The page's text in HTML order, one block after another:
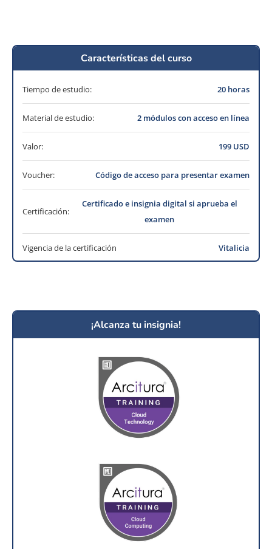
Características del curso
Tiempo de estudio: 20 horas
Material de estudio: 2 módulos con acceso en línea
Valor: 199 USD
Voucher: Código de acceso para presentar examen
Certificación:
Certificado e insignia digital si aprueba el
examen
Vigencia de la certificación Vitalicia
¡Alcanza tu insignia!